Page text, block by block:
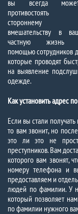
вы всегда
противостоять
стороннему
вмешательству в
частную жизнь
помощью сотрудников
которые проводят
на выявление
одежде.
Как установить адрес
Если вы стали
то вам звонит, но
это ли это не
преступников. Вам
которого вам звонят,
номеру телефона и
предоставляем и
людей по фамилии. У
который позволяет
по фамилии нужного